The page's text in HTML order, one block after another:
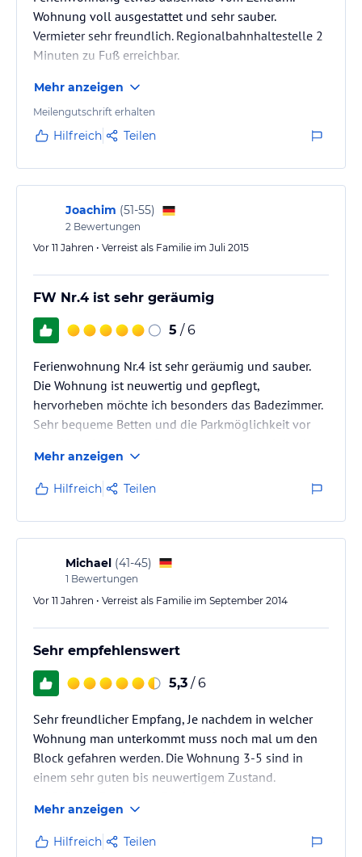
Wohnung voll ausgestattet und sehr sauber.
Vermieter sehr freundlich. Regionalbahnhaltestelle 2
Minuten zu Fuß erreichbar.
Mehr anzeigen
Meilengutschrift erhalten
Hilfreich Teilen
Joachim (51-55)
2 Bewertungen
Vor 11 Jahren • Verreist als Familie im Juli 2015
FW Nr.4 ist sehr geräumig
5 / 6
Ferienwohnung Nr.4 ist sehr geräumig und sauber.
Die Wohnung ist neuwertig und gepflegt,
hervorheben möchte ich besonders das Badezimmer.
Sehr bequeme Betten und die Parkmöglichkeit vor
eine Schranke gesichert. Da wir ein
Tauchwochenende dort verbrachten fehlte uns nur
die Möglichkeit unser Tauchequitment aufzuhängen,
ansonsten war die Ferienwohnung komplett
ausgestattet. Wir werden die Ferienwohnung
bestimmt nochmal buchen.
Da in Nordhausen ein großer Tauchsee mit…
Mehr anzeigen
Hilfreich Teilen
Michael (41-45)
1 Bewertungen
Vor 11 Jahren • Verreist als Familie im September 2014
Sehr empfehlenswert
5,3 / 6
Sehr freundlicher Empfang, Je nachdem in welcher
Wohnung man unterkommt muss noch mal um den
Block gefahren werden. Die Wohnung 3-5 sind in
einem sehr guten bis neuwertigem Zustand.
Eigenheim Wohngebiet und als eher Ruhig mit etwas
Geräuschentwicklung bei aufkommenden
Mehr anzeigen
Hilfreich Teilen